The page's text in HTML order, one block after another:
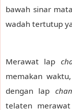
bawah sinar
wadah tertutup
Merawat lap
memakan
dengan lap
telaten